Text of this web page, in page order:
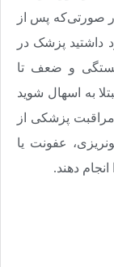
صورتی‌که پس از
داشتید پزشک در
خستگی و ضعف تا
به اسهال شوید
پزشکی از
عفونت یا
دهند.